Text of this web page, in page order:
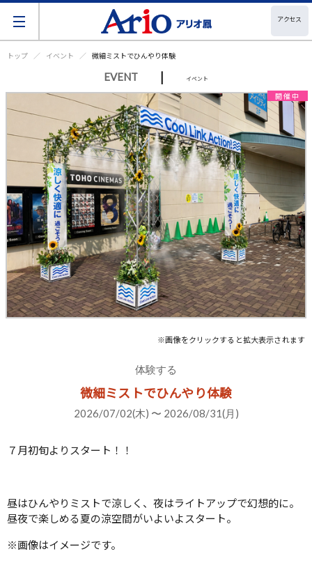
アクセス
トップ イベント 微細ミストでひんやり体験
EVENT | イベント
※画像をクリックすると拡大表示されます
体験する
微細ミストでひんやり体験
2026/07/02(木) 〜 2026/08/31(月)
７月初旬よりスタート！！
昼はひんやりミストで涼しく、夜はライトアップで幻想的に。
昼夜で楽しめる夏の涼空間がいよいよスタート。
※画像はイメージです。